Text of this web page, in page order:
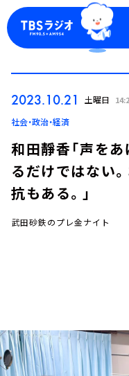
イベント・グッ
YouTube
会社情報
2023.10.21 土曜日
社会・政治・経済
和田靜香「声を
るだけではない
抗もある。」
武田砂鉄のプレ金ナイト